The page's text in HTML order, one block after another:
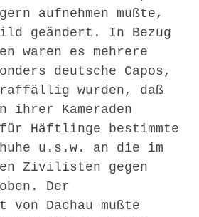
aufnehmen mußte,
geändert. In Bezug
waren es mehrere
deutsche Capos,
wurden, daß
ihrer Kameraden
Häftlinge bestimmte
u.s.w. an die im
Zivilisten gegen
Der
von Dachau mußte